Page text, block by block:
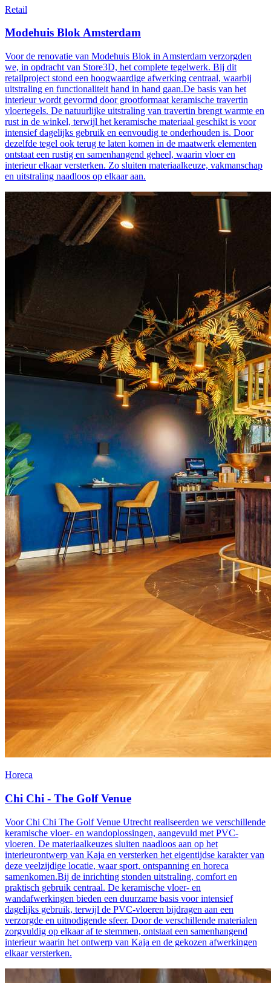
Retail
Modehuis Blok Amsterdam
Voor de renovatie van Modehuis Blok in Amsterdam verzorgden
we, in opdracht van Store3D, het complete tegelwerk. Bij dit
retailproject stond een hoogwaardige afwerking centraal, waarbij
uitstraling en functionaliteit hand in hand gaan.De basis van het
interieur wordt gevormd door grootformaat keramische travertin
vloertegels. De natuurlijke uitstraling van travertin brengt warmte en
rust in de winkel, terwijl het keramische materiaal geschikt is voor
intensief dagelijks gebruik en eenvoudig te onderhouden is. Door
dezelfde tegel ook terug te laten komen in de maatwerk elementen
ontstaat een rustig en samenhangend geheel, waarin vloer en
interieur elkaar versterken. Zo sluiten materiaalkeuze, vakmanschap
en uitstraling naadloos op elkaar aan.
Horeca
Chi Chi - The Golf Venue
Voor Chi Chi The Golf Venue Utrecht realiseerden we verschillende
keramische vloer- en wandoplossingen, aangevuld met PVC-
vloeren. De materiaalkeuzes sluiten naadloos aan op het
interieurontwerp van Kaja en versterken het eigentijdse karakter van
deze veelzijdige locatie, waar sport, ontspanning en horeca
samenkomen.Bij de inrichting stonden uitstraling, comfort en
praktisch gebruik centraal. De keramische vloer- en
wandafwerkingen bieden een duurzame basis voor intensief
dagelijks gebruik, terwijl de PVC-vloeren bijdragen aan een
verzorgde en uitnodigende sfeer. Door de verschillende materialen
zorgvuldig op elkaar af te stemmen, ontstaat een samenhangend
interieur waarin het ontwerp van Kaja en de gekozen afwerkingen
elkaar versterken.